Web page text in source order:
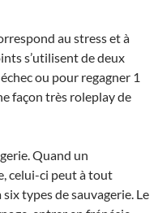
au stress et à
s’utilisent de deux
ou pour regagner 1
façon très roleplay de
Quand un
celui-ci peut à tout
types de sauvagerie. Le